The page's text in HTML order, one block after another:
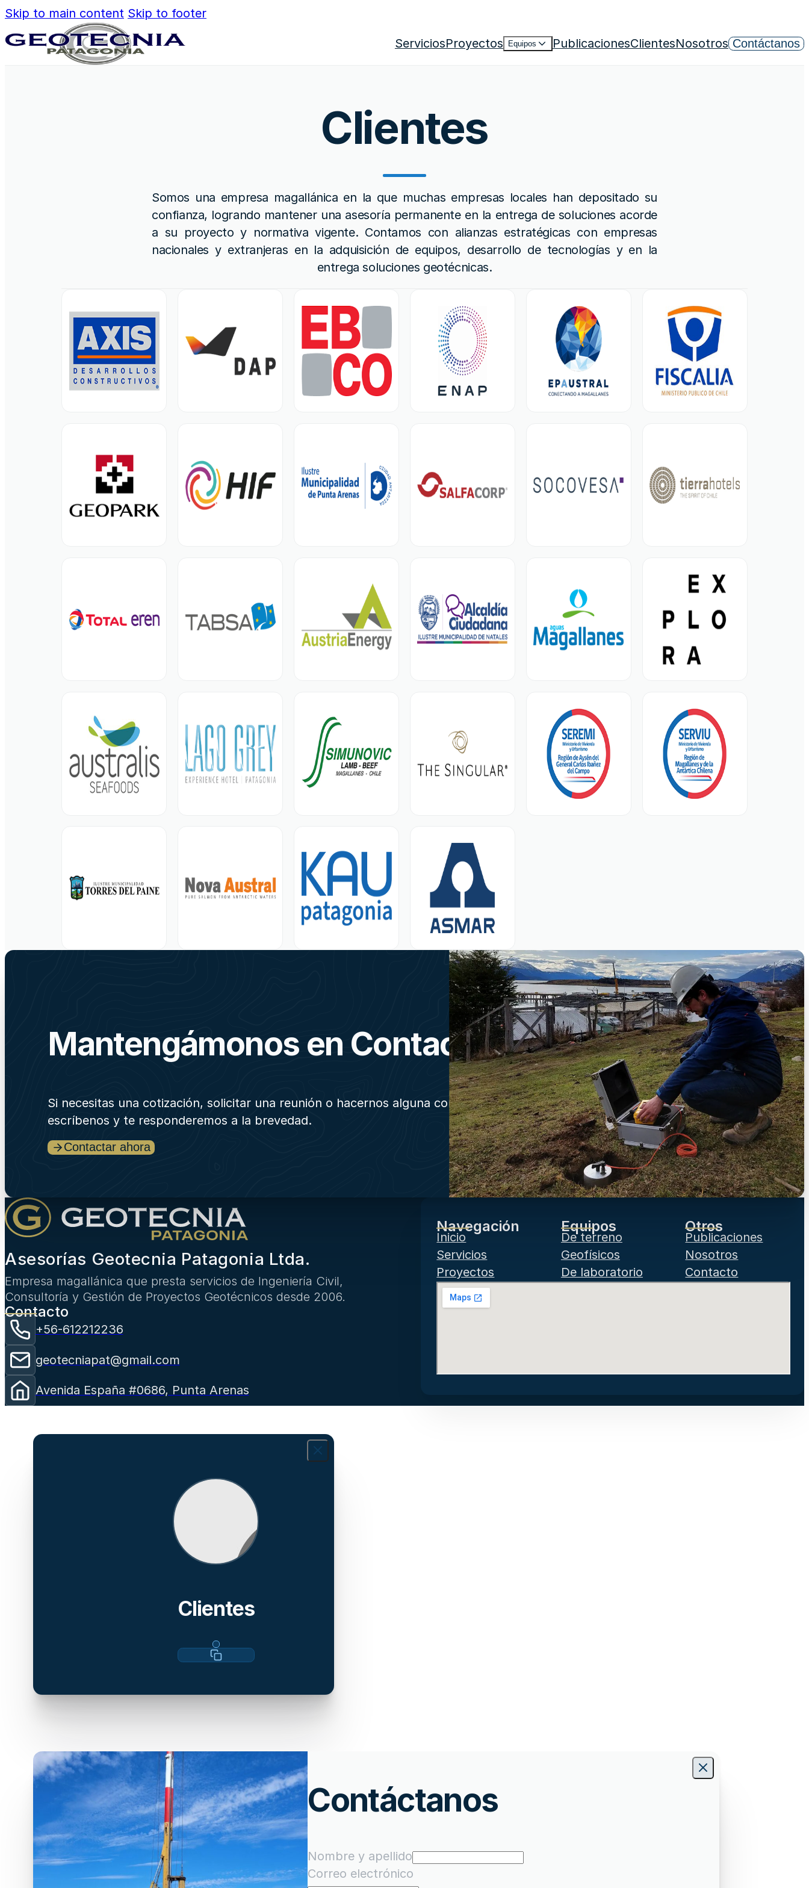
Skip to main content Skip to footer
ServiciosProyectos Equipos PublicacionesClientesNosotros Contáctanos
Clientes
Somos una empresa magallánica en la que muchas empresas locales han depositado su
confianza, logrando mantener una asesoría permanente en la entrega de soluciones acorde
a su proyecto y normativa vigente. Contamos con alianzas estratégicas con empresas
nacionales y extranjeras en la adquisición de equipos, desarrollo de tecnologías y en la
entrega soluciones geotécnicas.
Mantengámonos en Contacto
Si necesitas una cotización, solicitar una reunión o hacernos alguna consulta,
escríbenos y te responderemos a la brevedad.
Contactar ahora
Asesorías Geotecnia Patagonia Ltda.
Empresa magallánica que presta servicios de Ingeniería Civil,
Consultoría y Gestión de Proyectos Geotécnicos desde 2006.
Contacto
+56-612212236
geotecniapat@gmail.com
Avenida España #0686, Punta Arenas
Navegación
Inicio
Servicios
Proyectos
Equipos
De terreno
Geofísicos
De laboratorio
Otros
Publicaciones
Nosotros
Contacto
Clientes
Contáctanos
Nombre y apellido
Correo electrónico